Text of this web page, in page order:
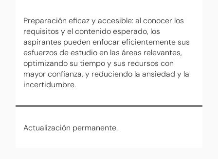
Preparación eficaz y accesible: al conocer los
requisitos y el contenido esperado, los
aspirantes pueden enfocar eficientemente sus
esfuerzos de estudio en las áreas relevantes,
optimizando su tiempo y sus recursos con
mayor confianza, y reduciendo la ansiedad y la
incertidumbre.
Actualización permanente.